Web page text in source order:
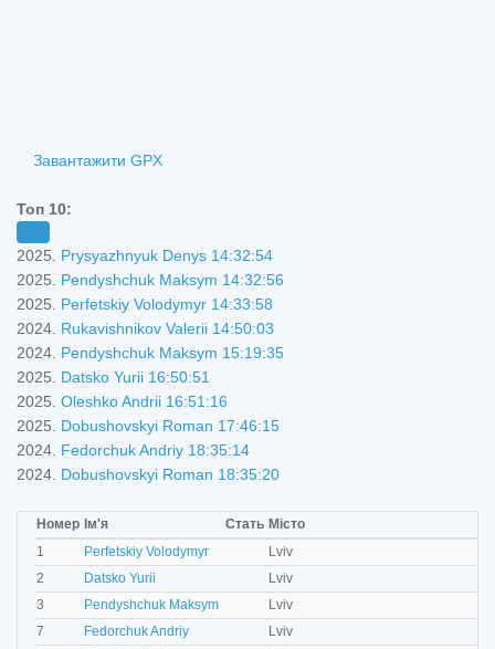
Завантажити GPX
Топ 10:
2025. Prysyazhnyuk Denys 14:32:54
2025. Pendyshchuk Maksym 14:32:56
2025. Perfetskiy Volodymyr 14:33:58
2024. Rukavishnikov Valerii 14:50:03
2024. Pendyshchuk Maksym 15:19:35
2025. Datsko Yurii 16:50:51
2025. Oleshko Andrii 16:51:16
2025. Dobushovskyi Roman 17:46:15
2024. Fedorchuk Andriy 18:35:14
2024. Dobushovskyi Roman 18:35:20
Номер Ім'я Стать Місто
1
Perfetskiy Volodymyr
Lviv
2
Datsko Yurii
Lviv
3
Pendyshchuk Maksym
Lviv
7
Fedorchuk Andriy
Lviv